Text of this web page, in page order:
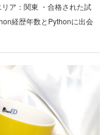
ア：関東 ・合格された試
経歴年数とPythonに出会